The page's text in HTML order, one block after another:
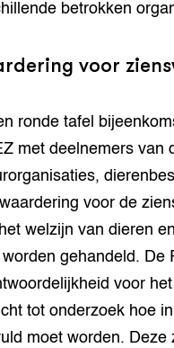
betrokken
voor
ronde tafel
met deelnemers van
voor de
welzijn van dieren
worden gehandeld. De
voor
tot onderzoek hoe
moet worden.